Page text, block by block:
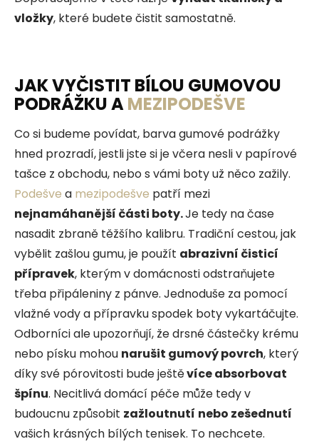
vložky, které budete čistit samostatně.
JAK VYČISTIT BÍLOU GUMOVOU
PODRÁŽKU AMEZIPODEŠVE
Co si budeme povídat, barva gumové podrážky
hned prozradí, jestli jste si je včera nesli v papírové
tašce z obchodu, nebo s vámi boty už něco zažily.
Podešve a mezipodešve patří mezi
nejnamáhanější části boty.Je tedy na čase
nasadit zbraně těžšího kalibru. Tradiční cestou, jak
vybělit zašlou gumu, je použít abrazivní čisticí
přípravek, kterým v domácnosti odstraňujete
třeba připáleniny z pánve. Jednoduše za pomocí
vlažné vody a přípravku spodek boty vykartáčujte.
Odborníci ale upozorňují, že drsné částečky krému
nebo písku mohou narušit gumový povrch, který
díky své pórovitosti bude ještěvíce absorbovat
špínu. Necitlivá domácí péče může tedy v
budoucnu způsobit zažloutnutí nebo zešednutí
vašich krásných bílých tenisek. To nechcete.